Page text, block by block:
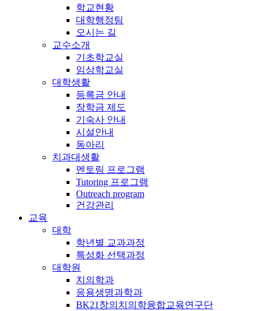
학교현황
대학행정팀
오시는 길
교수소개
기초학교실
임상학교실
대학생활
등록금 안내
장학금 제도
기숙사 안내
시설안내
동아리
치과대생활
멘토링 프로그램
Tutoring 프로그램
Outreach program
건강관리
교육
대학
학년별 교과과정
특성화 선택과정
대학원
치의학과
응용생명과학과
BK21창의치의학융합교육연구단